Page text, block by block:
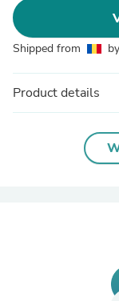
Shipped from by
Product details